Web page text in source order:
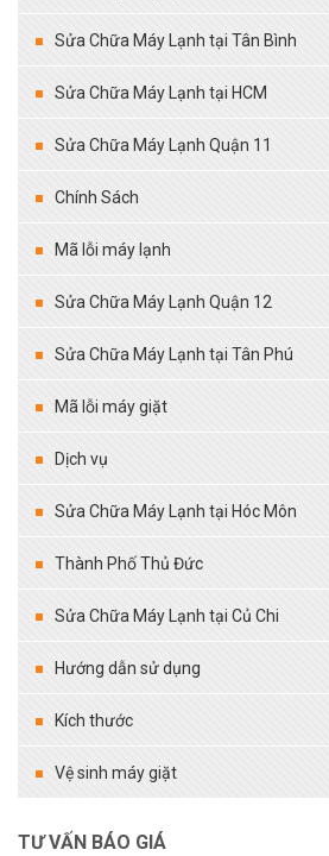
Sửa Chữa Máy Lạnh tại Tân Bình
Sửa Chữa Máy Lạnh tại HCM
Sửa Chữa Máy Lạnh Quận 11
Chính Sách
Mã lỗi máy lạnh
Sửa Chữa Máy Lạnh Quận 12
Sửa Chữa Máy Lạnh tại Tân Phú
Mã lỗi máy giặt
Dịch vụ
Sửa Chữa Máy Lạnh tại Hóc Môn
Thành Phố Thủ Đức
Sửa Chữa Máy Lạnh tại Củ Chi
Hướng dẫn sử dụng
Kích thước
Vệ sinh máy giặt
TƯ VẤN BÁO GIÁ